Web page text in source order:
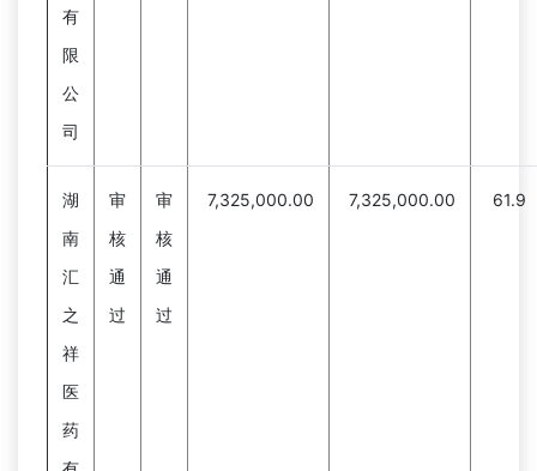
有
限
公
司
湖
南
汇
之
祥
医
药
审
核
通
过
审
核
通
过
7,325,000.00 7,325,000.00 61.9